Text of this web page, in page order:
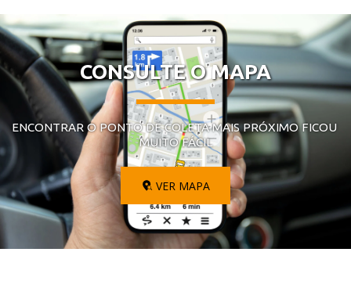
CONSULTE O MAPA
ENCONTRAR O PONTO DE COLETA MAIS PRÓXIMO FICOU
MUITO FÁCIL
VER MAPA